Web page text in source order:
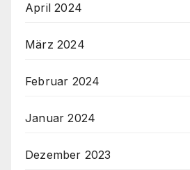
April 2024
März 2024
Februar 2024
Januar 2024
Dezember 2023